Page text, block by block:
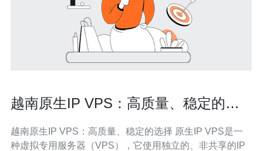
越南原生IP VPS：高质量、稳定的选
越南原生IP VPS：高质量、稳定的选择 原生IP VPS是一
种虚拟专用服务器（VPS），它使用独立的、非共享的IP